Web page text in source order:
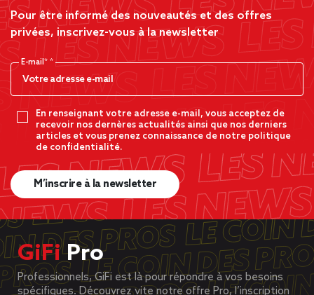
Pour être informé des nouveautés et des offres
privées, inscrivez-vous à la newsletter
E-mail*
En renseignant votre adresse e-mail, vous acceptez de
recevoir nos dernères actualités ainsi que nos derniers
articles et vous prenez connaissance de notre politique
de confidentialité.
M’inscrire à la newsletter
GiFiPro
Professionnels, GiFi est là pour répondre à vos besoins
spécifiques. Découvrez vite notre offre Pro, l’inscription